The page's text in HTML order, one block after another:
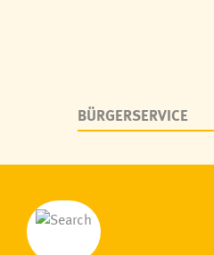
BÜRGERSERVICE